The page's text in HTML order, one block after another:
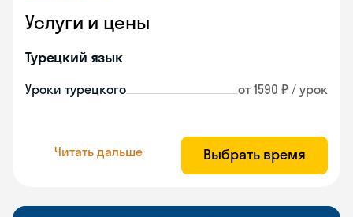
Услуги и цены
Турецкий язык
Уроки турецкого от 1590 ₽ / урок
Читать дальше Выбрать время